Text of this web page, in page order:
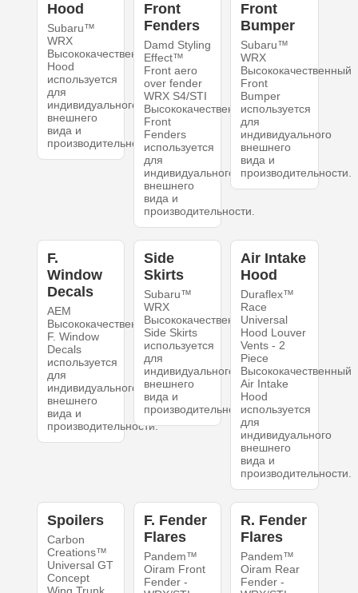
Hood
Subaru™
WRX
Высококачественный
Hood
используется
для
индивидуального
внешнего
вида и
производительности.
Front
Fenders
Damd Styling
Effect™
Front aero
over fender
WRX S4/STI
Высококачественный
Front
Fenders
используется
для
индивидуального
внешнего
вида и
производительности.
Front
Bumper
Subaru™
WRX
Высококачественный
Front
Bumper
используется
для
индивидуального
внешнего
вида и
производительности.
F.
Window
Decals
AEM
Высококачественный
F. Window
Decals
используется
для
индивидуального
внешнего
вида и
производительности.
Side
Skirts
Subaru™
WRX
Высококачественный
Side Skirts
используется
для
индивидуального
внешнего
вида и
производительности.
Air Intake
Hood
Duraflex™
Race
Universal
Hood Louver
Vents - 2
Piece
Высококачественный
Air Intake
Hood
используется
для
индивидуального
внешнего
вида и
производительности.
Spoilers
Carbon
Creations™
Universal GT
Concept
F. Fender
Flares
Pandem™
Oiram Front
Fender -
R. Fender
Flares
Pandem™
Oiram Rear
Fender -